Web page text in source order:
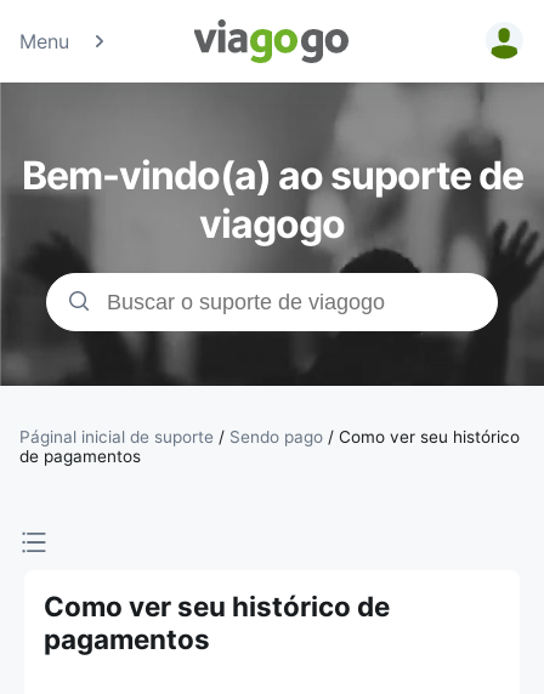
Menu
Bilhetes -
Concertos,
Desporto e
Teatro |
Bolsa de
Bilhetes da
viagogo
Bem-vindo(a) ao suporte de
viagogo
Páginal inicial de suporte / Sendo pago / Como ver seu histórico
de pagamentos
Como ver seu histórico de
pagamentos